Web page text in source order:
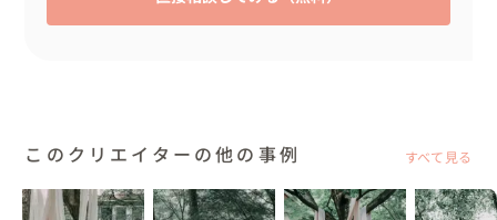
このクリエイターの他の事例 すべて見る